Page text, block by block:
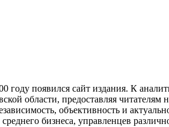
появился сайт издания. К
области, предоставляя
объективность и
бизнеса, управленцев